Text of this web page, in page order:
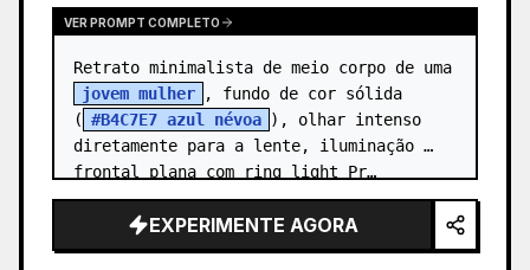
VER PROMPT COMPLETO
jovem mulher
, fundo de cor sólida
( #B4C7E7 azul névoa ), olhar intenso
diretamente para a lente, iluminação
frontal plana com ring light Pr…
EXPERIMENTE AGORA